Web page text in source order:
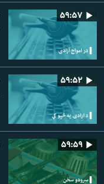
۵۹:۵۷
۵۹:۵۲
۵۹:۵۹